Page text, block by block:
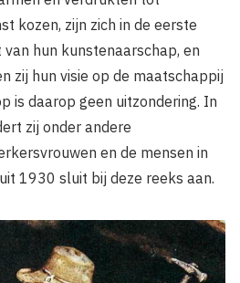
kozen, zijn zich in de eerste
hun kunstenaarschap, en
zij hun visie op de maatschappij
is daarop geen uitzondering. In
zij onder andere
en de mensen in
1930 sluit bij deze reeks aan.